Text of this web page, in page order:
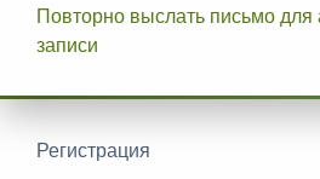
Повторно выслать письмо для
записи
Регистрация